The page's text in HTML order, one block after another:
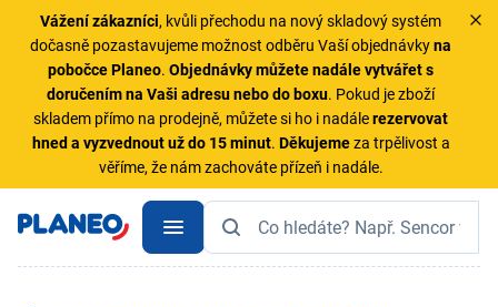
Vážení zákazníci, kvůli přechodu na nový skladový systém
dočasně pozastavujeme možnost odběru Vaší objednávkyna
pobočce Planeo.Objednávky můžete nadále vytvářet s
doručením na Vaši adresu nebo do boxu. Pokud je zboží
skladem přímo na prodejně, můžete si ho i nadálerezervovat
hned a vyzvednout už do 15 minut. Děkujemeza trpělivost a
věříme, že nám zachováte přízeň i nadále.